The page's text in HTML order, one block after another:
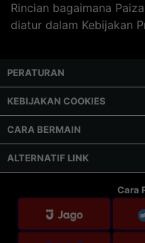
Rincian bagaimana
diatur dalam Kebijakan
PERATURAN
KEBIJAKAN COOKIES
CARA BERMAIN
ALTERNATIF LINK
Cara